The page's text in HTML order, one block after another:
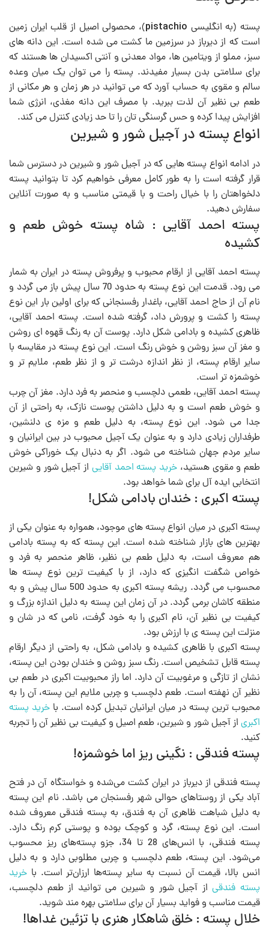
پسته (به انگلیسی pistachio)، محصولی اصیل از قلب ایران زمین
است که از دیرباز در سرزمین ما کشت می شده است. این دانه های
سبز، مملو از ویتامین ها، مواد معدنی و آنتی اکسیدان ها هستند که
برای سلامتی بدن بسیار مفیدند. پسته را می توان یک میان وعده
سالم و مقوی به حساب آورد که می توانید در هر زمان و هر مکانی از
طعم بی نظیر آن لذت ببرید. با مصرف این دانه مغذی، انرژی شما
افزایش پیدا کرده و حس گرسنگی تان را تا حد زیادی کنترل می کند.
انواع پسته در آجیل شور و شیرین
در ادامه انواع پسته هایی که در آجیل شور و شیرین در دسترس شما
قرار گرفته است را به طور کامل معرفی خواهیم کرد تا بتوانید پسته
دلخواهتان را با خیال راحت و با قیمتی مناسب و به صورت آنلاین
سفارش دهید.
پسته احمد آقایی : شاه پسته خوش طعم و
کشیده
پسته احمد آقایی از ارقام محبوب و پرفروش پسته در ایران به شمار
می رود. قدمت این نوع پسته به حدود 70 سال پیش باز می گردد و
نام آن از حاج احمد آقایی، باغدار رفسنجانی که برای اولین بار این نوع
پسته را کشت و پرورش داد، گرفته شده است. پسته احمد آقایی،
ظاهری کشیده و بادامی شکل دارد. پوست آن به رنگ قهوه ای روشن
و مغز آن سبز روشن و خوش رنگ است. این نوع پسته در مقایسه با
سایر ارقام پسته، از نظر اندازه درشت تر و از نظر طعم، ملایم تر و
خوشمزه تر است.
پسته احمد آقایی، طعمی دلچسب و منحصر به فرد دارد. مغز آن چرب
و خوش طعم است و به دلیل داشتن پوست نازک، به راحتی از آن
جدا می شود. این نوع پسته، به دلیل طعم و مزه ی دلنشین،
طرفداران زیادی دارد و به عنوان یک آجیل محبوب در بین ایرانیان و
سایر مردم جهان شناخته می شود. اگر به دنبال یک خوراکی خوش
طعم و مقوی هستید، خرید پسته احمد آقایی از آجیل شور و شیرین
انتخابی ایده آل برای شما خواهد بود.
پسته اکبری : خندان بادامی شکل!
پسته اکبری در میان انواع پسته های موجود، همواره به عنوان یکی از
بهترین های بازار شناخته شده است. این پسته که به پسته بادامی
هم معروف است، به دلیل طعم بی نظیر، ظاهر منحصر به فرد و
خواص شگفت انگیزی که دارد، از با کیفیت ترین نوع پسته ها
محسوب می گردد. ریشه پسته اکبری به حدود 500 سال پیش و به
منطقه کاشان برمی گردد. در آن زمان این پسته به دلیل اندازه بزرگ و
کیفیت بی نظیر آن، نام اکبری را به خود گرفت، نامی که در شان و
منزلت این پسته ی با ارزش بود.
پسته اکبری با ظاهری کشیده و بادامی شکل، به راحتی از دیگر ارقام
پسته قابل تشخیص است. رنگ سبز روشن و خندان بودن این پسته،
نشان از تازگی و مرغوبیت آن دارد. اما راز محبوبیت اکبری در طعم بی
نظیر آن نهفته است. طعم دلچسب و چربی ملایم این پسته، آن را به
محبوب ترین پسته در میان ایرانیان تبدیل کرده است. با خرید پسته
اکبری از آجیل شور و شیرین، طعم اصیل و کیفیت بی نظیر آن را تجربه
کنید.
پسته فندقی : نگینی ریز اما خوشمزه!
پسته فندقی از دیرباز در ایران کشت می‌شده و خواستگاه آن در فتح
آباد یکی از روستاهای حوالی شهر رفسنجان می باشد. نام این پسته
به دلیل شباهت ظاهری آن به فندق، به پسته فندقی معروف شده
است. این نوع پسته، گرد و کوچک بوده و پوستی کرم رنگ دارد.
پسته فندقی، با انس‌های 28 تا 34، جزو پسته‌های ریز محسوب
می‌شود. این پسته، طعم دلچسب و چربی مطلوبی دارد و به دلیل
انس بالا، قیمت آن نسبت به سایر پسته‌ها ارزان‌تر است. با خرید
پسته فندقیاز آجیل شور و شیرین می توانید از طعم دلچسب،
قیمت مناسب و فواید بسیار آن برای سلامتی بهره مند شوید.
خلال پسته : خلق شاهکار هنری با تزئین غداها!